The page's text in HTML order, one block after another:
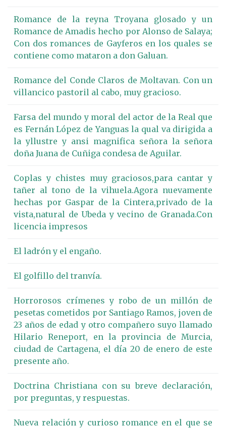
Romance de la reyna Troyana glosado y un
Romance de Amadis hecho por Alonso de Salaya;
Con dos romances de Gayferos en los quales se
contiene como mataron a don Galuan.
Romance del Conde Claros de Moltavan. Con un
villancico pastoril al cabo, muy gracioso.
Farsa del mundo y moral del actor de la Real que
es Fernán López de Yanguas la qual va dirigida a
la yllustre y ansi magnifica señora la señora
doña Juana de Cuñiga condesa de Aguilar.
Coplas y chistes muy graciosos,para cantar y
tañer al tono de la vihuela.Agora nuevamente
hechas por Gaspar de la Cintera,privado de la
vista,natural de Ubeda y vecino de Granada.Con
licencia impresos
El ladrón y el engaño.
El golfillo del tranvía.
Horrorosos crímenes y robo de un millón de
pesetas cometidos por Santiago Ramos, joven de
23 años de edad y otro compañero suyo llamado
Hilario Reneport, en la provincia de Murcia,
ciudad de Cartagena, el día 20 de enero de este
presente año.
Doctrina Christiana con su breve declaración,
por preguntas, y respuestas.
Nueva relación y curioso romance en el que se